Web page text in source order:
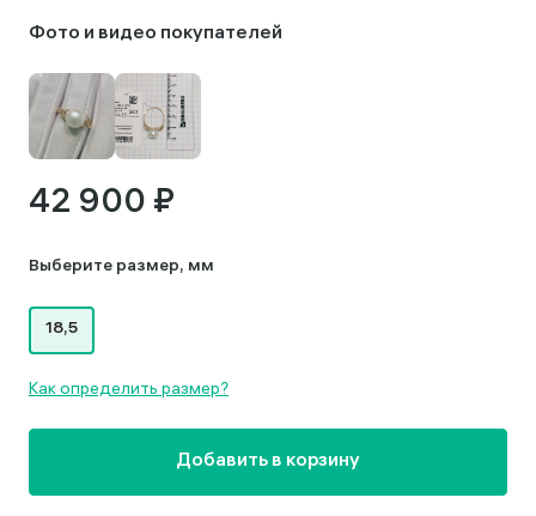
Фото и видео покупателей
42 900 ₽
Выберите размер, мм
18,5
Как определить размер?
Добавить в корзину